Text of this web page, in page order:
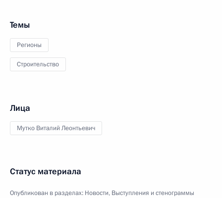
Темы
Регионы
Строительство
Лица
Мутко Виталий Леонтьевич
Статус материала
Опубликован в разделах: Новости, Выступления и стенограммы